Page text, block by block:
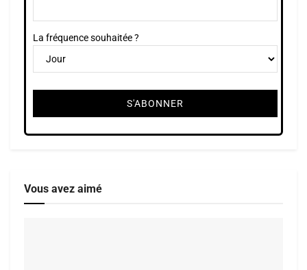
La fréquence souhaitée ?
Vous avez aimé